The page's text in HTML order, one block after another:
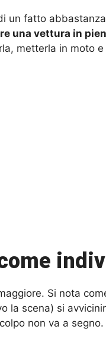
un fatto
una vettura in
metterla in moto e
Si nota
la scena) si
non va a segno.